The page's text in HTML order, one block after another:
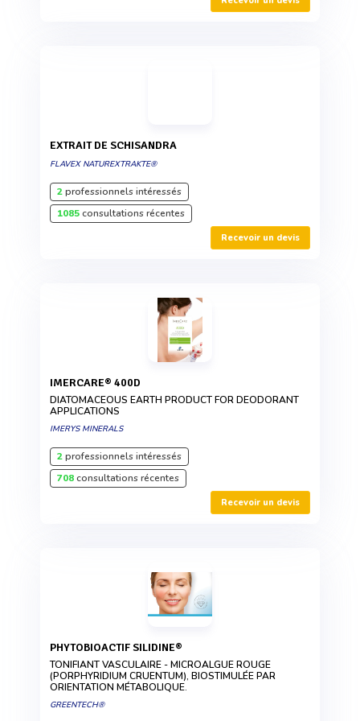
EXTRAIT DE SCHISANDRA
FLAVEX NATUREXTRAKTE®
2professionnels intéressés
1085consultations récentes
Recevoir un devis
IMERCARE® 400D
DIATOMACEOUS EARTH PRODUCT FOR DEODORANT
APPLICATIONS
IMERYS MINERALS
2professionnels intéressés
708consultations récentes
Recevoir un devis
PHYTOBIOACTIF SILIDINE®
TONIFIANT VASCULAIRE - MICROALGUE ROUGE
(PORPHYRIDIUM CRUENTUM), BIOSTIMULÉE PAR
ORIENTATION MÉTABOLIQUE.
GREENTECH®